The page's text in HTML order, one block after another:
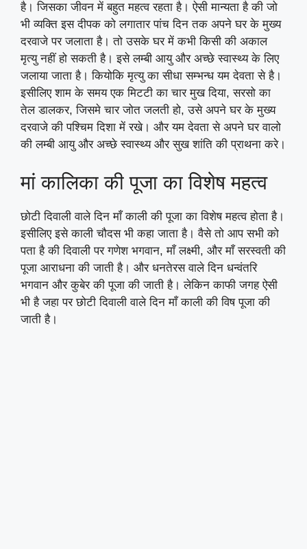
है। जिसका जीवन में बहुत महत्व रहता है। ऐसी मान्यता है की जो
भी व्यक्ति इस दीपक को लगातार पांच दिन तक अपने घर के मुख्य
दरवाजे पर जलाता है। तो उसके घर में कभी किसी की अकाल
मृत्यु नहीं हो सकती है। इसे लम्बी आयु और अच्छे स्वास्थ्य के लिए
जलाया जाता है। कियोकि मृत्यु का सीधा सम्भन्ध यम देवता से है।
इसीलिए शाम के समय एक मिटटी का चार मुख दिया, सरसो का
तेल डालकर, जिसमे चार जोत जलती हो, उसे अपने घर के मुख्य
दरवाजे की पश्चिम दिशा में रखे। और यम देवता से अपने घर वालो
की लम्बी आयु और अच्छे स्वास्थ्य और सुख शांति की प्राथना करे।
मां कालिका की पूजा का विशेष महत्व
छोटी दिवाली वाले दिन माँ काली की पूजा का विशेष महत्व होता है।
इसीलिए इसे काली चौदस भी कहा जाता है। वैसे तो आप सभी को
पता है की दिवाली पर गणेश भगवान, माँ लक्ष्मी, और माँ सरस्वती की
पूजा आराधना की जाती है। और धनतेरस वाले दिन धन्वंतरि
भगवान और कुबेर की पूजा की जाती है। लेकिन काफी जगह ऐसी
भी है जहा पर छोटी दिवाली वाले दिन माँ काली की विष पूजा की
जाती है।